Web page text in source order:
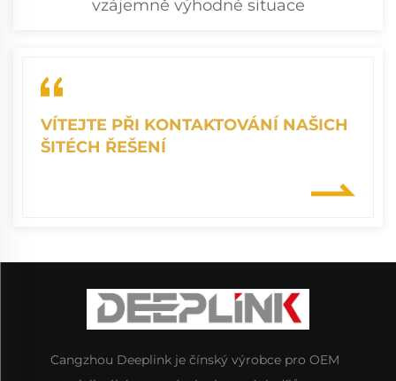
vzájemně výhodné situace
VÍTEJTE PŘI KONTAKTOVÁNÍ NAŠICH
ŠITÉCH ŘEŠENÍ
Cangzhou Deeplink je čínský výrobce pro OEM